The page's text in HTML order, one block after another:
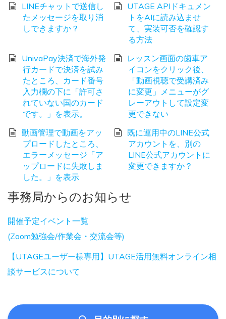
LINEチャットで送信し
たメッセージを取り消
しできますか？
UTAGE APIドキュメン
トをAIに読み込ませ
て、実装可否を確認す
る方法
UnivaPay決済で海外発
行カードで決済を試み
たところ、カード番号
入力欄の下に「許可さ
れていない国のカード
です。」を表示。
レッスン画面の歯車ア
イコンをクリック後、
「動画視聴で受講済み
に変更」メニューがグ
レーアウトして設定変
更できない
動画管理で動画をアッ
プロードしたところ、
エラーメッセージ「ア
ップロードに失敗しま
した。」を表示
既に運用中のLINE公式
アカウントを、別の
LINE公式アカウントに
変更できますか？
事務局からのお知らせ
開催予定イベント一覧
(Zoom勉強会/作業会・交流会等)
【UTAGEユーザー様専用】UTAGE活用無料オンライン相
談サービスについて